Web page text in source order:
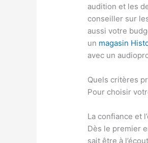
audition et les
conseiller sur
aussi votre
un magasin
avec un
Quels critères
Pour choisir
La confiance et
Dès le premier
sait être à